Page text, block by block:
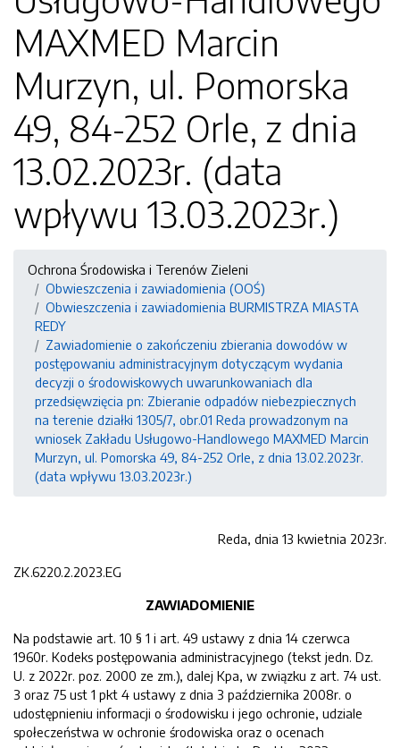
MAXMED Marcin
Murzyn, ul. Pomorska
49, 84-252 Orle, z dnia
13.02.2023r. (data
wpływu 13.03.2023r.)
Ochrona Środowiska i Terenów Zieleni
Obwieszczenia i zawiadomienia (OOŚ)
Obwieszczenia i zawiadomienia BURMISTRZA MIASTA
REDY
Zawiadomienie o zakończeniu zbierania dowodów w
postępowaniu administracyjnym dotyczącym wydania
decyzji o środowiskowych uwarunkowaniach dla
przedsięwzięcia pn: Zbieranie odpadów niebezpiecznych
na terenie działki 1305/7, obr.01 Reda prowadzonym na
wniosek Zakładu Usługowo-Handlowego MAXMED Marcin
Murzyn, ul. Pomorska 49, 84-252 Orle, z dnia 13.02.2023r.
(data wpływu 13.03.2023r.)
Reda, dnia 13 kwietnia 2023r.
ZK.6220.2.2023.EG
ZAWIADOMIENIE
Na podstawie art. 10 § 1 i art. 49 ustawy z dnia 14 czerwca
1960r. Kodeks postępowania administracyjnego (tekst jedn. Dz.
U. z 2022r. poz. 2000 ze zm.), dalej Kpa, w związku z art. 74 ust.
3 oraz 75 ust 1 pkt 4 ustawy z dnia 3 października 2008r. o
udostępnieniu informacji o środowisku i jego ochronie, udziale
społeczeństwa w ochronie środowiska oraz o ocenach